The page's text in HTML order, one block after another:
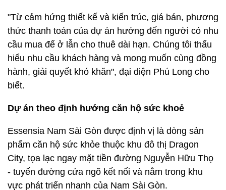
"Từ cảm hứng thiết kế và kiến trúc, giá bán, phương
thức thanh toán của dự án hướng đến người có nhu
cầu mua để ở lẫn cho thuê dài hạn. Chúng tôi thấu
hiểu nhu cầu khách hàng và mong muốn cùng đồng
hành, giải quyết khó khăn", đại diện Phú Long cho
biết.
Dự án theo định hướng căn hộ sức khoẻ
Essensia Nam Sài Gòn được định vị là dòng sản
phẩm căn hộ sức khỏe thuộc khu đô thị Dragon
City, tọa lạc ngay mặt tiền đường Nguyễn Hữu Thọ
- tuyến đường cửa ngõ kết nối và nằm trong khu
vực phát triển nhanh của Nam Sài Gòn.